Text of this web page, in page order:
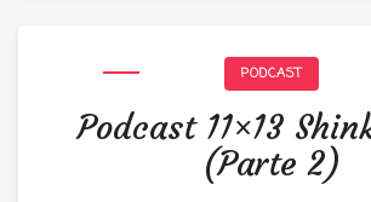
PODCAST
Podcast 11×13
(Parte 2)